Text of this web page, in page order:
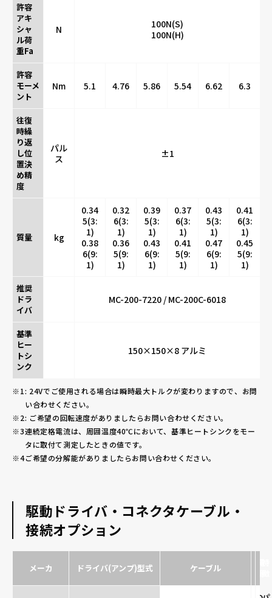
許容
アキ
シャ
ル荷
重Fa
N
100N(S)
100N(H)
許容
モーメ
ント
Nm 5.1 4.76 5.86 5.54 6.62 6.3
往復
時繰
り返
し位
置決
め精
度
パル
ス
±1
質量 kg
0.34
5(3:
1)
0.38
6(9:
1)
0.32
6(3:
1)
0.36
5(9:
1)
0.39
5(3:
1)
0.43
6(9:
1)
0.37
6(3:
1)
0.41
5(9:
1)
0.43
5(3:
1)
0.47
6(9:
1)
0.41
6(3:
1)
0.45
5(9:
1)
推奨
ドラ
イバ
MC-200-7220 / MC-200C-6018
基準
ヒー
トシ
ンク
150×150×8 アルミ
: 24Vでご使用される場合は瞬時最大トルクが変わりますので、お問
い合わせください。
: ご希望の回転速度がありましたらお問い合わせください。
連続定格電流は、周囲温度40℃において、基準ヒートシンクをモー
タに取付て測定したときの値です。
ご希望の分解能がありましたらお問い合わせください。
駆動ドライバ・コネクタケーブル・
接続オプション
メーカ ドライバ(アンプ)型式 ケーブル